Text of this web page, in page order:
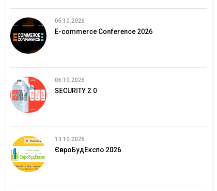
06.10.2026
E-commerce Conference 2026
06.10.2026
SECURITY 2.0
13.10.2026
ЄвроБудЕкспо 2026